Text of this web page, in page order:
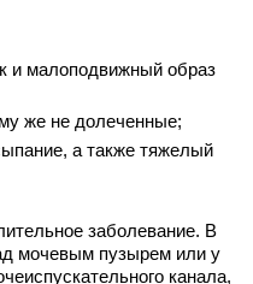
и малоподвижный образ
же не долеченные;
а также тяжелый
заболевание. В
мочевым пузырем или у
канала,